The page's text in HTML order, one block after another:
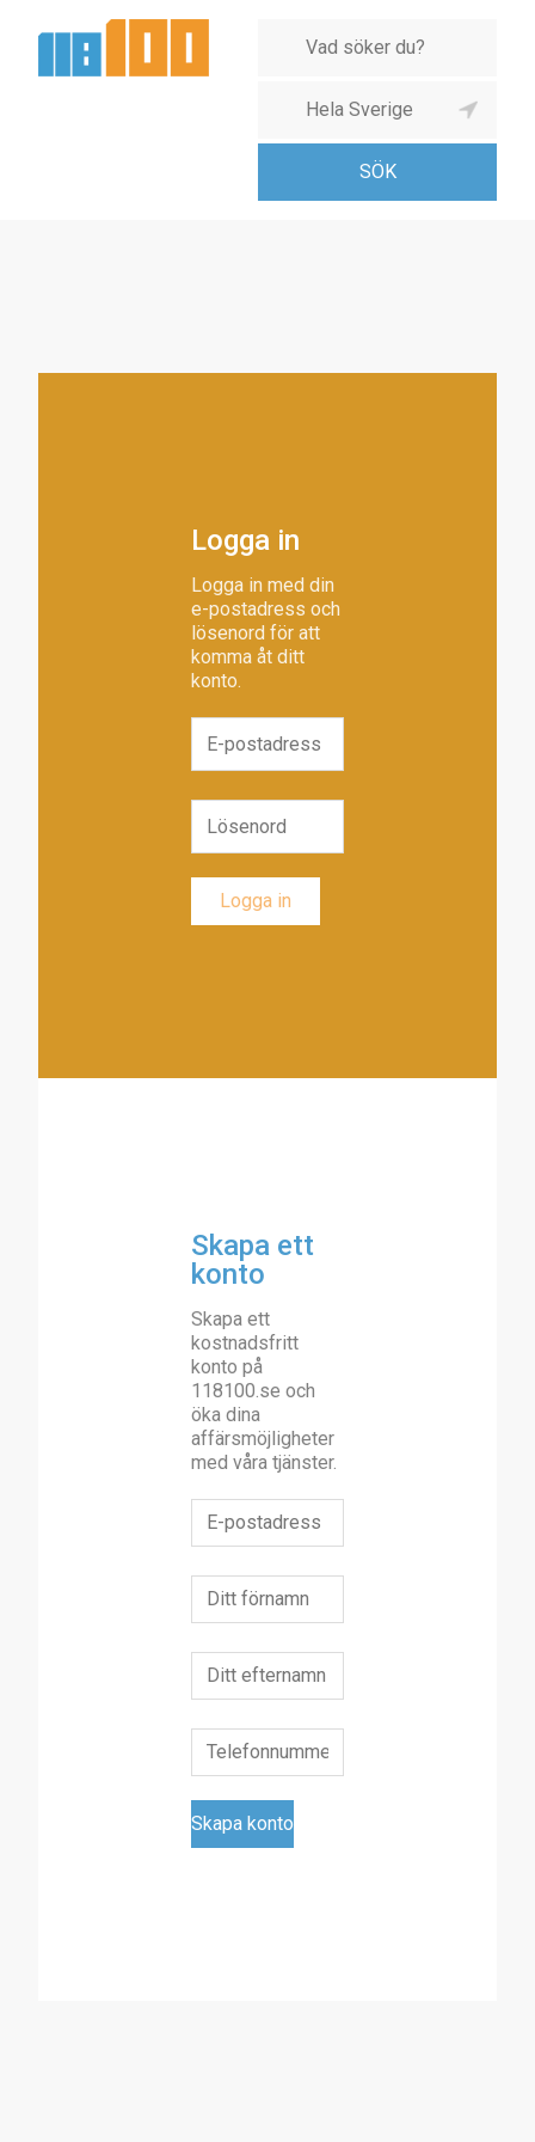
Logga in
Logga in med din
e-postadress och
lösenord för att
komma åt ditt
konto.
Skapa ett
konto
Skapa ett
kostnadsfritt
konto på
118100.se och
öka dina
affärsmöjligheter
med våra tjänster.